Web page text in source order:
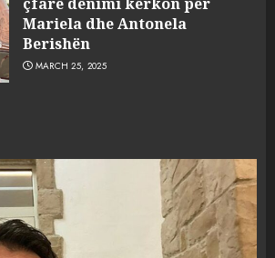
Mariela dhe Antonela
Berishën
MARCH 25, 2025